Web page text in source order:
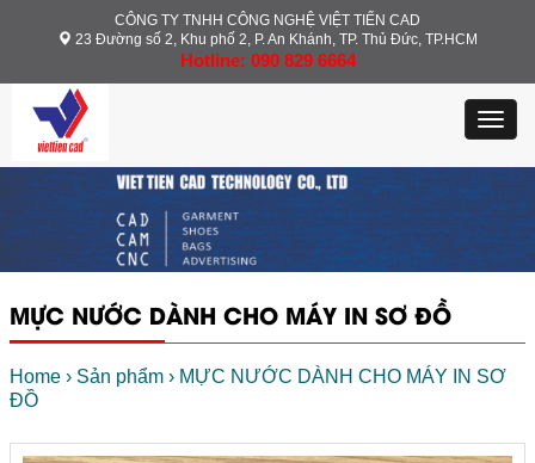
CÔNG TY TNHH CÔNG NGHỆ VIỆT TIẾN CAD
23 Đường số 2, Khu phố 2, P. An Khánh, TP. Thủ Đức, TP.HCM
Hotline: 090 829 6664
MỰC NƯỚC DÀNH CHO MÁY IN SƠ ĐỒ
Home › Sản phẩm › MỰC NƯỚC DÀNH CHO MÁY IN SƠ
ĐỒ